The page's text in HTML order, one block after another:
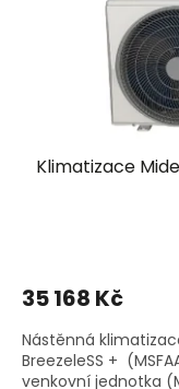
Klimatizace
35 168 Kč
Nástěnná
BreezeleSS +
venkovní jednotka